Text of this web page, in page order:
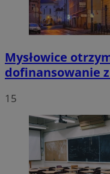
Mysłowice
dofinansowanie z
15